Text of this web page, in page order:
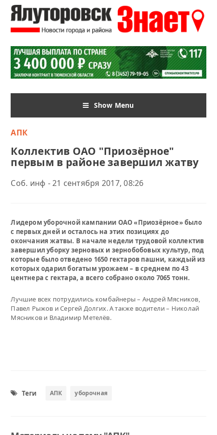
Show Menu
АПК
Коллектив ОАО "Приозёрное"
первым в районе завершил жатву
Соб. инф - 21 сентября 2017, 08:26
Лидером уборочной кампании ОАО «Приозёрное» было
с первых дней и осталось на этих позициях до
окончания жатвы. В начале недели трудовой коллектив
завершил уборку зерновых и зернобобовых культур, под
которые было отведено 1650 гектаров пашни, каждый из
которых одарил богатым урожаем – в среднем по 43
центнера с гектара, а всего собрано около 7065 тонн.
Лучшие всех потрудились комбайнеры – Андрей Мясников,
Павел Рыжов и Сергей Долгих. А также водители – Николай
Мясников и Владимир Метелёв.
Теги АПК уборочная